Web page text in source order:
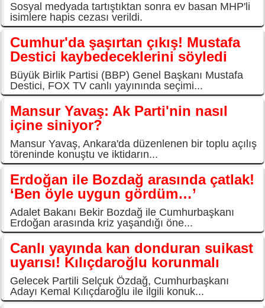
Sosyal medyada tartıştıktan sonra ev basan MHP'li
isimlere hapis cezası verildi.
Cumhur'da şaşırtan çıkış! Mustafa
Destici kaybedeceklerini söyledi
Büyük Birlik Partisi (BBP) Genel Başkanı Mustafa
Destici, FOX TV canlı yayınında seçimi...
Mansur Yavaş: Ak Parti'nin nasıl
içine siniyor?
Mansur Yavaş, Ankara'da düzenlenen bir toplu açılış
töreninde konuştu ve iktidarın...
Erdoğan ile Bozdağ arasında çatlak!
‘Ben öyle uygun gördüm…’
Adalet Bakanı Bekir Bozdağ ile Cumhurbaşkanı
Erdoğan arasında kriz yaşandığı öne...
Canlı yayında kan donduran suikast
uyarısı! Kılıçdaroğlu korunmalı
Gelecek Partili Selçuk Özdağ, Cumhurbaşkanı
Adayı Kemal Kılıçdaroğlu ile ilgili konuk...